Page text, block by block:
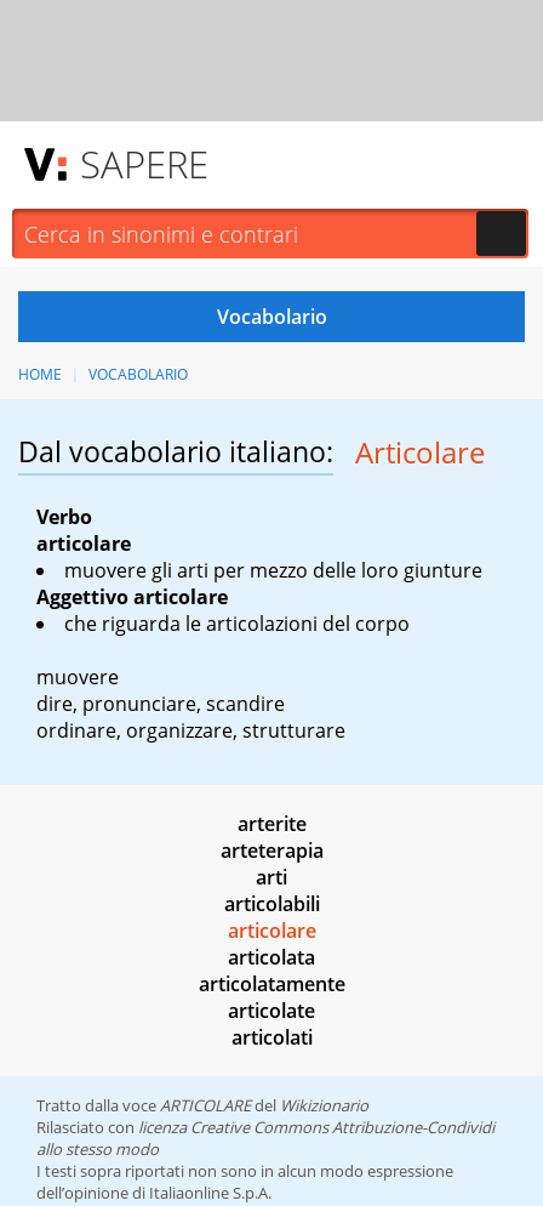
SAPERE
HOME VOCABOLARIO
Dal vocabolario italiano: Articolare
Verbo
articolare
muovere gli arti per mezzo delle loro giunture
Aggettivoarticolare
che riguarda le articolazioni del corpo
muovere
dire, pronunciare, scandire
ordinare, organizzare, strutturare
arterite
arteterapia
arti
articolabili
articolare
articolata
articolatamente
articolate
articolati
Tratto dalla voceARTICOLAREdel Wikizionario
Rilasciato con licenza Creative Commons Attribuzione-Condividi
allo stesso modo
I testi sopra riportati non sono in alcun modo espressione
dell’opinione di Italiaonline S.p.A.